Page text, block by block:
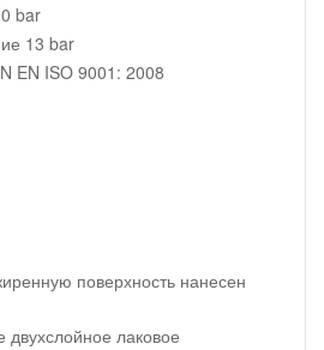
bar
13 bar
EN ISO 9001: 2008
поверхность нанесен
двухслойное лаковое